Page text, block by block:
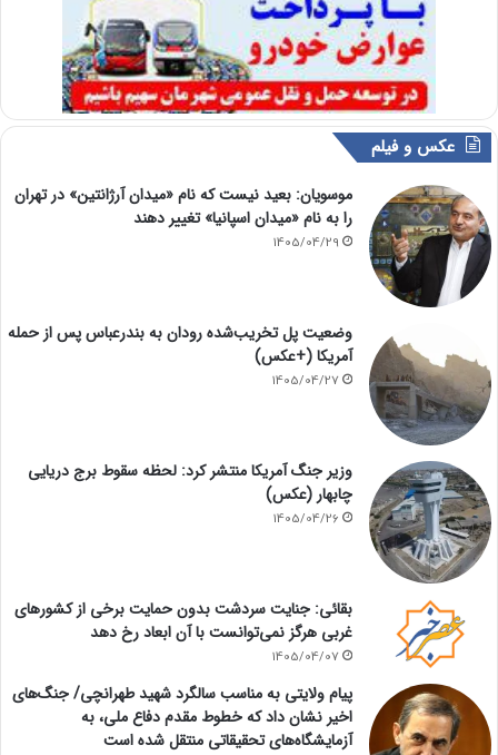
عکس و فیلم
موسویان: بعید نیست که نام «میدان آرژانتین» در تهران
را به نام «میدان اسپانیا» تغییر دهند
1405/04/29
وضعیت پل تخریب‌شده رودان به بندرعباس پس از حمله
آمریکا (+عکس)
1405/04/27
وزیر جنگ آمریکا منتشر کرد: لحظه سقوط برج دریایی
چابهار (عکس)
1405/04/26
بقائی: جنایت سردشت بدون حمایت برخی از کشورهای
غربی هرگز نمی‌توانست با آن ابعاد رخ دهد
1405/04/07
پیام ولایتی به مناسب سالگرد شهید طهرانچی/ جنگ‌های
اخیر نشان داد که خطوط مقدم دفاع ملی، به
آزمایشگاه‌های تحقیقاتی منتقل شده است